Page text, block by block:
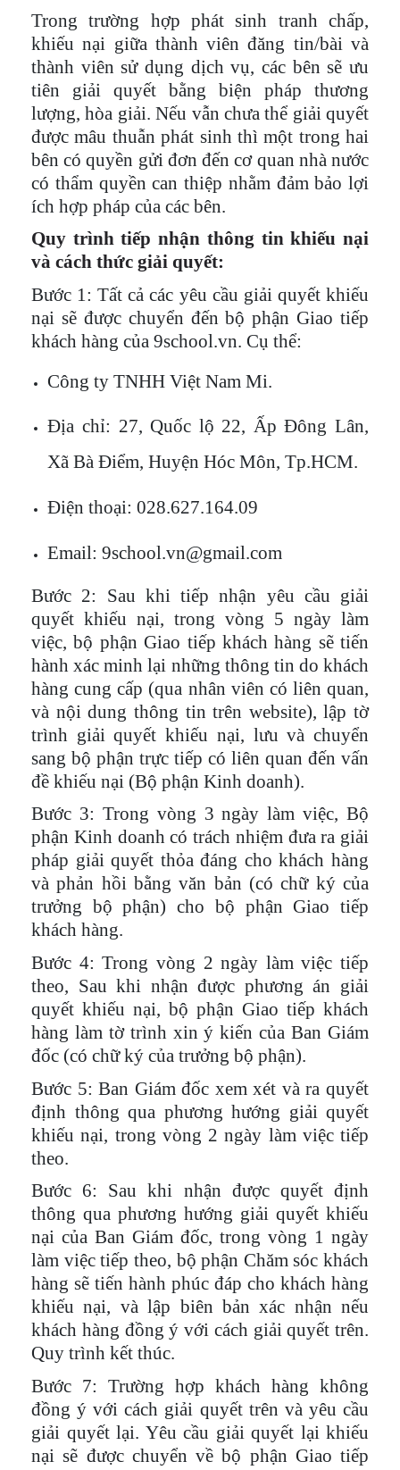
Trong trường hợp phát sinh tranh chấp,
khiếu nại giữa thành viên đăng tin/bài và
thành viên sử dụng dịch vụ, các bên sẽ ưu
tiên giải quyết bằng biện pháp thương
lượng, hòa giải. Nếu vẫn chưa thể giải quyết
được mâu thuẫn phát sinh thì một trong hai
bên có quyền gửi đơn đến cơ quan nhà nước
có thẩm quyền can thiệp nhằm đảm bảo lợi
ích hợp pháp của các bên.
Quy trình tiếp nhận thông tin khiếu nại
và cách thức giải quyết:
Bước 1: Tất cả các yêu cầu giải quyết khiếu
nại sẽ được chuyển đến bộ phận Giao tiếp
khách hàng của 9school.vn. Cụ thể:
Công ty TNHH Việt Nam Mi.
Địa chỉ: 27, Quốc lộ 22, Ấp Đông Lân,
Xã Bà Điểm, Huyện Hóc Môn, Tp.HCM.
Điện thoại: 028.627.164.09
Email: 9school.vn@gmail.com
Bước 2: Sau khi tiếp nhận yêu cầu giải
quyết khiếu nại, trong vòng 5 ngày làm
việc, bộ phận Giao tiếp khách hàng sẽ tiến
hành xác minh lại những thông tin do khách
hàng cung cấp (qua nhân viên có liên quan,
và nội dung thông tin trên website), lập tờ
trình giải quyết khiếu nại, lưu và chuyển
sang bộ phận trực tiếp có liên quan đến vấn
đề khiếu nại (Bộ phận Kinh doanh).
Bước 3: Trong vòng 3 ngày làm việc, Bộ
phận Kinh doanh có trách nhiệm đưa ra giải
pháp giải quyết thỏa đáng cho khách hàng
và phản hồi bằng văn bản (có chữ ký của
trưởng bộ phận) cho bộ phận Giao tiếp
khách hàng.
Bước 4: Trong vòng 2 ngày làm việc tiếp
theo, Sau khi nhận được phương án giải
quyết khiếu nại, bộ phận Giao tiếp khách
hàng làm tờ trình xin ý kiến của Ban Giám
đốc (có chữ ký của trưởng bộ phận).
Bước 5: Ban Giám đốc xem xét và ra quyết
định thông qua phương hướng giải quyết
khiếu nại, trong vòng 2 ngày làm việc tiếp
theo.
Bước 6: Sau khi nhận được quyết định
thông qua phương hướng giải quyết khiếu
nại của Ban Giám đốc, trong vòng 1 ngày
làm việc tiếp theo, bộ phận Chăm sóc khách
hàng sẽ tiến hành phúc đáp cho khách hàng
khiếu nại, và lập biên bản xác nhận nếu
khách hàng đồng ý với cách giải quyết trên.
Quy trình kết thúc.
Bước 7: Trường hợp khách hàng không
đồng ý với cách giải quyết trên và yêu cầu
giải quyết lại. Yêu cầu giải quyết lại khiếu
nại sẽ được chuyển về bộ phận Giao tiếp